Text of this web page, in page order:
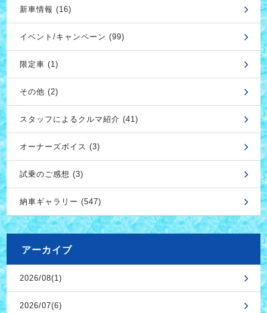
新車情報 (16)
イベント/キャンペーン (99)
限定車 (1)
その他 (2)
スタッフによるクルマ紹介 (41)
オーナーズボイス (3)
試乗のご感想 (3)
納車ギャラリー (547)
アーカイブ
2026/08(1)
2026/07(6)